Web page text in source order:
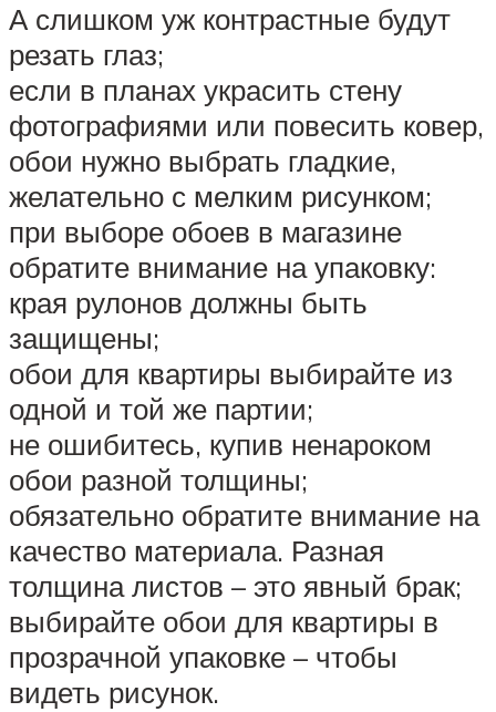
А слишком уж контрастные будут
резать глаз;
если в планах украсить стену
фотографиями или повесить ковер,
обои нужно выбрать гладкие,
желательно с мелким рисунком;
при выборе обоев в магазине
обратите внимание на упаковку:
края рулонов должны быть
защищены;
обои для квартиры выбирайте из
одной и той же партии;
не ошибитесь, купив ненароком
обои разной толщины;
обязательно обратите внимание на
качество материала. Разная
толщина листов – это явный брак;
выбирайте обои для квартиры в
прозрачной упаковке – чтобы
видеть рисунок.